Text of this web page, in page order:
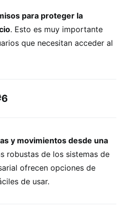
para proteger la
. Esto es muy importante
que necesitan acceder al
y movimientos desde una
robustas de los sistemas de
ofrecen opciones de
de usar.